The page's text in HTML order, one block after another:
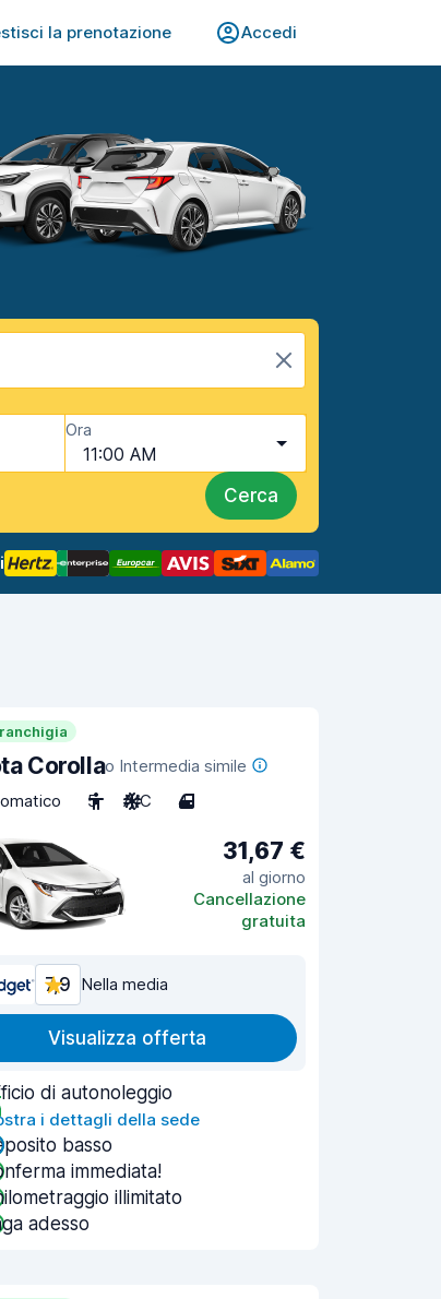
la prenotazione Accedi
Ora
11:00 AM
Cerca
Corollao Intermedia simile
5 A/C 4
31,67 €
al giorno
Cancellazione
gratuita
7,9 Nella media
Visualizza offerta
di autonoleggio
i dettagli della sede
basso
immediata!
illimitato
adesso